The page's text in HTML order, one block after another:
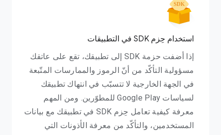
استخدام حِزم SDK في التطبيقات
إذا أضفت حزمة SDK إلى تطبيقك، تقع على عاتقك
مسؤولية التأكّد من أنّ الرموز والممارسات المتّبعة
في الجهة الخارجية لا تتسبّب في انتهاك تطبيقك
لسياسات Google Play للمطوّرين. ومن المهم
معرفة كيفية تعامل حِزم SDK في تطبيقك مع بيانات
المستخدمين، والتأكّد من معرفة الأذونات التي